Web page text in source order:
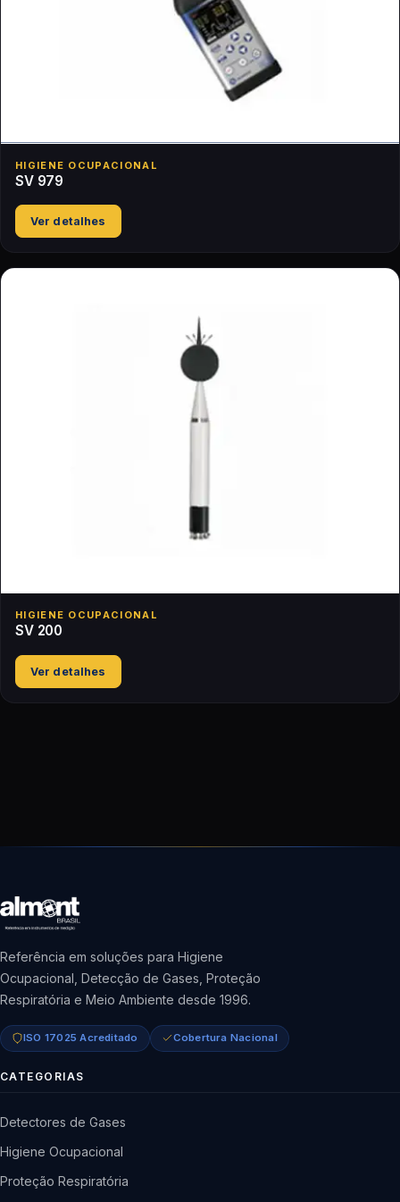
HIGIENE OCUPACIONAL
SV 979
Ver detalhes
HIGIENE OCUPACIONAL
SV 200
Ver detalhes
Referência em soluções para Higiene
Ocupacional, Detecção de Gases, Proteção
Respiratória e Meio Ambiente desde 1996.
ISO 17025 Acreditado Cobertura Nacional
CATEGORIAS
Detectores de Gases
Higiene Ocupacional
Proteção Respiratória